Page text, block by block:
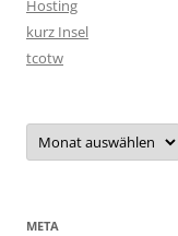
Hosting
kurz Insel
tcotw
Archiv
META